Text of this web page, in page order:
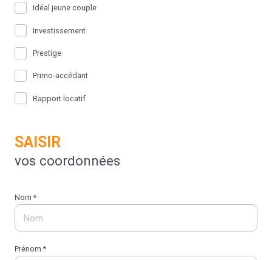
Idéal jeune couple
Investissement
Prestige
Primo-accédant
Rapport locatif
SAISIR
vos coordonnées
Nom *
Prénom *